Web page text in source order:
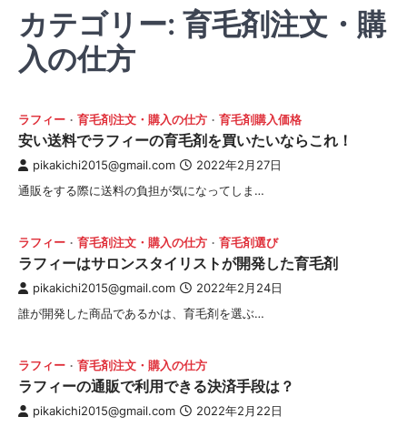
カテゴリー: 育毛剤注文・購
入の仕方
ラフィー 育毛剤注文・購入の仕方 育毛剤購入価格
安い送料でラフィーの育毛剤を買いたいならこれ！
pikakichi2015@gmail.com 2022年2月27日
通販をする際に送料の負担が気になってしま…
ラフィー 育毛剤注文・購入の仕方 育毛剤選び
ラフィーはサロンスタイリストが開発した育毛剤
pikakichi2015@gmail.com 2022年2月24日
誰が開発した商品であるかは、育毛剤を選ぶ…
ラフィー 育毛剤注文・購入の仕方
ラフィーの通販で利用できる決済手段は？
pikakichi2015@gmail.com 2022年2月22日